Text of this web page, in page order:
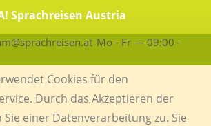
Sprachreisen Austria
Mo - Fr — 09:00 -
Cookies für den
Durch das Akzeptieren der
einer Datenverarbeitung zu. Sie